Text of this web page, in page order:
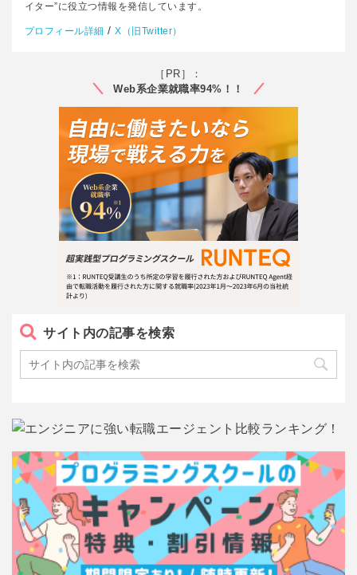
イター”に役立つ情報を発信しています。
プロフィール詳細 /X（旧Twitter）
［PR］：
Web系企業就職率94%！！
サイト内の記事を検索